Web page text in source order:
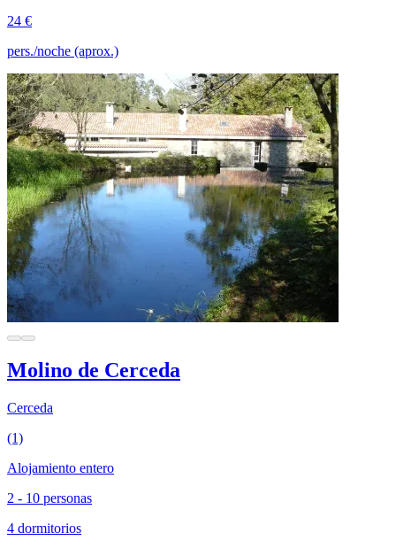
24 €
pers./noche (aprox.)
Molino de Cerceda
Cerceda
(1)
Alojamiento entero
2 - 10 personas
4 dormitorios